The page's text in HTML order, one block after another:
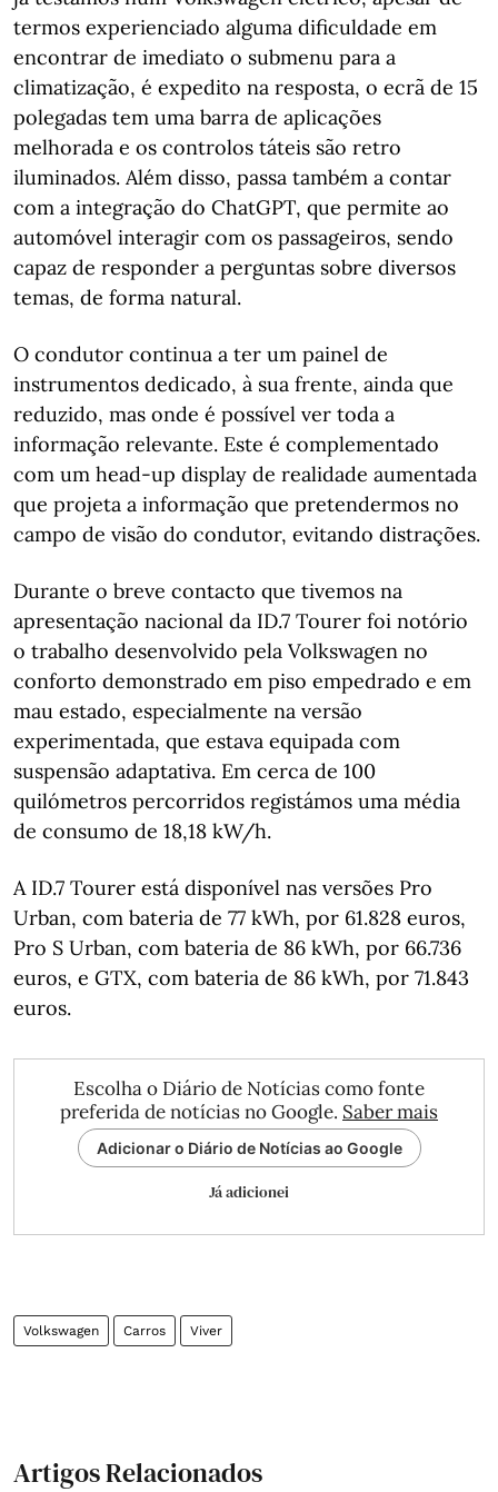
termos experienciado alguma dificuldade em
encontrar de imediato o submenu para a
climatização, é expedito na resposta, o ecrã de 15
polegadas tem uma barra de aplicações
melhorada e os controlos táteis são retro
iluminados. Além disso, passa também a contar
com a integração do ChatGPT, que permite ao
automóvel interagir com os passageiros, sendo
capaz de responder a perguntas sobre diversos
temas, de forma natural.
O condutor continua a ter um painel de
instrumentos dedicado, à sua frente, ainda que
reduzido, mas onde é possível ver toda a
informação relevante. Este é complementado
com um head-up display de realidade aumentada
que projeta a informação que pretendermos no
campo de visão do condutor, evitando distrações.
Durante o breve contacto que tivemos na
apresentação nacional da ID.7 Tourer foi notório
o trabalho desenvolvido pela Volkswagen no
conforto demonstrado em piso empedrado e em
mau estado, especialmente na versão
experimentada, que estava equipada com
suspensão adaptativa. Em cerca de 100
quilómetros percorridos registámos uma média
de consumo de 18,18 kW/h.
A ID.7 Tourer está disponível nas versões Pro
Urban, com bateria de 77 kWh, por 61.828 euros,
Pro S Urban, com bateria de 86 kWh, por 66.736
euros, e GTX, com bateria de 86 kWh, por 71.843
euros.
Escolha o Diário de Notícias como fonte
preferida de notícias no Google. Saber mais
Adicionar o Diário de Notícias ao Google
Já adicionei
Volkswagen Carros Viver
Artigos Relacionados